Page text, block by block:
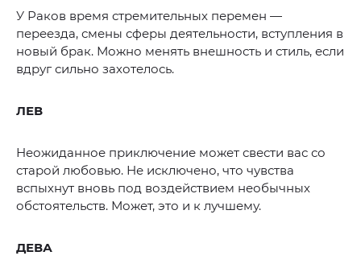
У Раков время стремительных перемен —
переезда, смены сферы деятельности, вступления в
новый брак. Можно менять внешность и стиль, если
вдруг сильно захотелось.
ЛЕВ
Неожиданное приключение может свести вас со
старой любовью. Не исключено, что чувства
вспыхнут вновь под воздействием необычных
обстоятельств. Может, это и к лучшему.
ДЕВА